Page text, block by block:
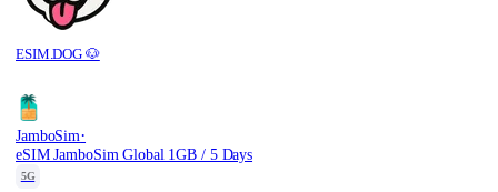
ESIM.DOG 🐶
JamboSim·
eSIM JamboSim Global 1GB / 5 Days
5G